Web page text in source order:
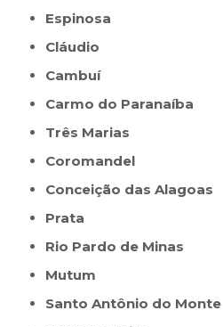
Espinosa
Cláudio
Cambuí
Carmo do Paranaíba
Três Marias
Coromandel
Conceição das Alagoas
Prata
Rio Pardo de Minas
Mutum
Santo Antônio do Monte